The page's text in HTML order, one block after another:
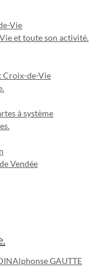
Vie
et toute son activité.
Croix-de-Vie
à système
Vendée
Alphonse GAUTTE